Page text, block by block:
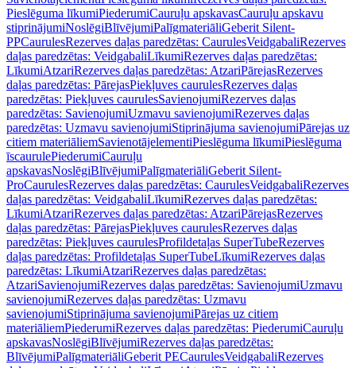
Pieslēguma līkumiPiederumiCauruļu apskavasCauruļu apskavu
stiprinājumiNoslēgiBlīvējumiPalīgmateriāliGeberit Silent-
PPCaurulesRezerves daļas paredzētas: CaurulesVeidgabaliRezerves
daļas paredzētas: VeidgabaliLīkumiRezerves daļas paredzētas:
LīkumiAtzariRezerves daļas paredzētas: AtzariPārejasRezerves
daļas paredzētas: PārejasPiekļuves caurulesRezerves daļas
paredzētas: Piekļuves caurulesSavienojumiRezerves daļas
paredzētas: SavienojumiUzmavu savienojumiRezerves daļas
paredzētas: Uzmavu savienojumiStiprinājuma savienojumiPārejas uz
citiem materiāliemSavienotājelementiPieslēguma līkumiPieslēguma
īscaurulePiederumiCauruļu
apskavasNoslēgiBlīvējumiPalīgmateriāliGeberit Silent-
ProCaurulesRezerves daļas paredzētas: CaurulesVeidgabaliRezerves
daļas paredzētas: VeidgabaliLīkumiRezerves daļas paredzētas:
LīkumiAtzariRezerves daļas paredzētas: AtzariPārejasRezerves
daļas paredzētas: PārejasPiekļuves caurulesRezerves daļas
paredzētas: Piekļuves caurulesProfildetaļas SuperTubeRezerves
daļas paredzētas: Profildetaļas SuperTubeLīkumiRezerves daļas
paredzētas: LīkumiAtzariRezerves daļas paredzētas:
AtzariSavienojumiRezerves daļas paredzētas: SavienojumiUzmavu
savienojumiRezerves daļas paredzētas: Uzmavu
savienojumiStiprinājuma savienojumiPārejas uz citiem
materiāliemPiederumiRezerves daļas paredzētas: PiederumiCauruļu
apskavasNoslēgiBlīvējumiRezerves daļas paredzētas:
BlīvējumiPalīgmateriāliGeberit PECaurulesVeidgabaliRezerves